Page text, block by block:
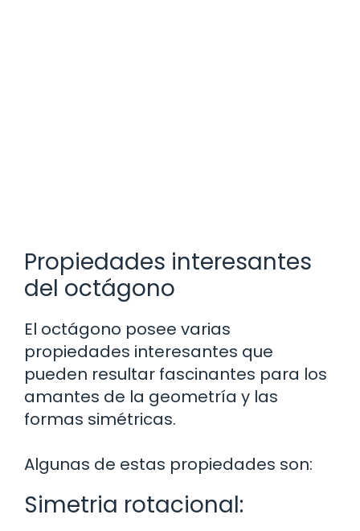
Propiedades interesantes
del octágono
El octágono posee varias
propiedades interesantes que
pueden resultar fascinantes para los
amantes de la geometría y las
formas simétricas.
Algunas de estas propiedades son:
Simetria rotacional: